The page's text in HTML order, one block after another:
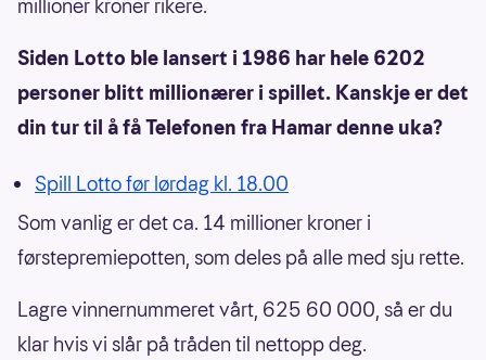
millioner kroner rikere.
Siden Lotto ble lansert i 1986 har hele 6202
personer blitt millionærer i spillet. Kanskje er det
din tur til å få Telefonen fra Hamar denne uka?
Spill Lotto før lørdag kl. 18.00
Som vanlig er det ca. 14 millioner kroner i
førstepremiepotten, som deles på alle med sju rette.
Lagre vinnernummeret vårt, 625 60 000, så er du
klar hvis vi slår på tråden til nettopp deg.